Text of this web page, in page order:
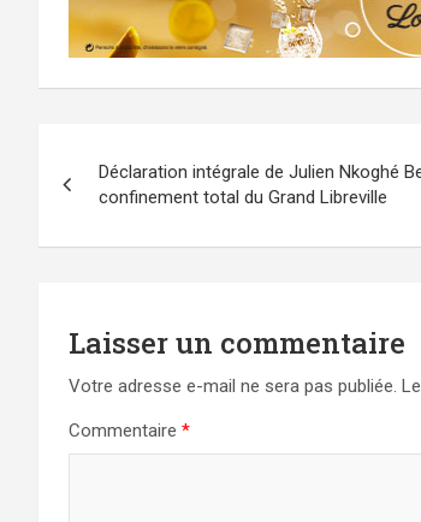
de
l’article
Déclaration intégrale de Julien Nkoghé
confinement total du Grand Libreville
Laisser un commentaire
Votre adresse e-mail ne sera pas publiée.
Commentaire *